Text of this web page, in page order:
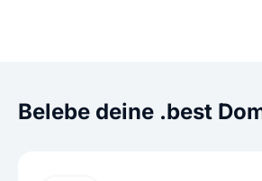
Belebe deine .best